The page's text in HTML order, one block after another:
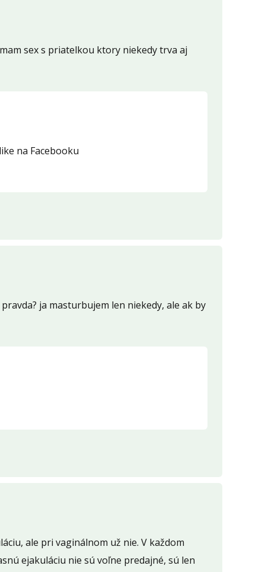
sex s priatelkou ktory niekedy trva aj
na Facebooku
ja masturbujem len niekedy, ale ak by
ale pri vaginálnom už nie. V každom
ejakuláciu nie sú voľne predajné, sú len